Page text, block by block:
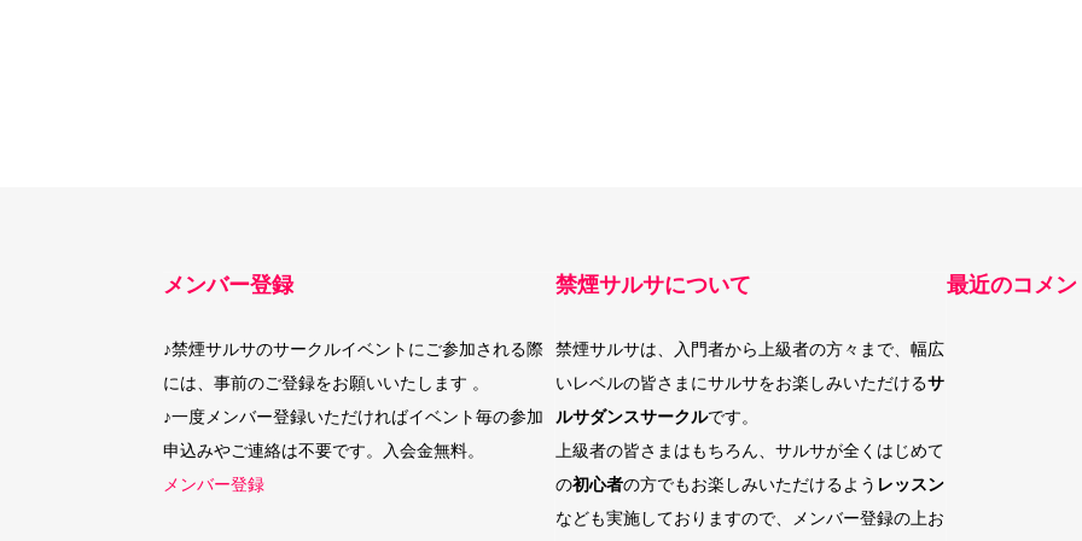
メンバー登録
♪禁煙サルサのサークルイベントにご参加される際
には、事前のご登録をお願いいたします 。
♪一度メンバー登録いただければイベント毎の参加
申込みやご連絡は不要です。入会金無料。
メンバー登録
禁煙サルサについて
禁煙サルサは、入門者から上級者の方々まで、幅広
いレベルの皆さまにサルサをお楽しみいただけるサ
ルサダンスサークルです。
上級者の皆さまはもちろん、サルサが全くはじめて
の初心者の方でもお楽しみいただけるよう レッスン
なども実施しておりますので、メンバー登録の上お
最近のコメン